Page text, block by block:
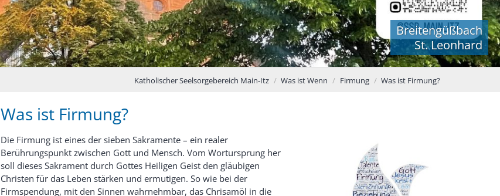
Breitengüßbach
St. Leonhard
Katholischer Seelsorgebereich Main-Itz Was ist Wenn Firmung Was ist Firmung?
Was ist Firmung?
Die Firmung ist eines der sieben Sakramente – ein realer
Berührungspunkt zwischen Gott und Mensch. Vom Wortursprung her
soll dieses Sakrament durch Gottes Heiligen Geist den gläubigen
Christen für das Leben stärken und ermutigen. So wie bei der
Firmspendung, mit den Sinnen wahrnehmbar, das Chrisamöl in die